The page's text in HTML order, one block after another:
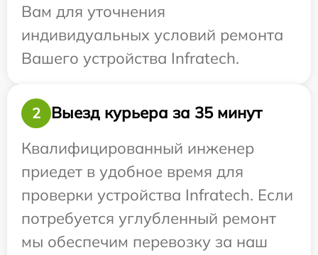
Вам для уточнения
индивидуальных условий ремонта
Вашего устройства Infratech.
2
Выезд курьера за 35 минут
Квалифицированный инженер
приедет в удобное время для
проверки устройства Infratech. Если
потребуется углубленный ремонт
мы обеспечим перевозку за наш